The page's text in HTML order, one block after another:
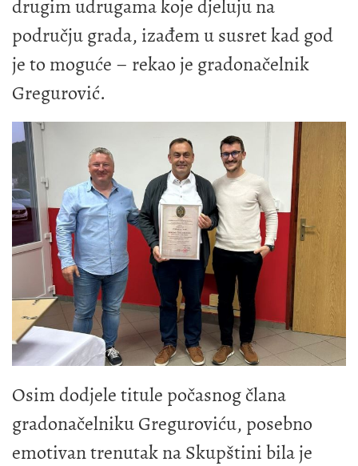
drugim udrugama koje djeluju na
području grada, izađem u susret kad god
je to moguće – rekao je gradonačelnik
Gregurović.
Osim dodjele titule počasnog člana
gradonačelniku Greguroviću, posebno
emotivan trenutak na Skupštini bila je